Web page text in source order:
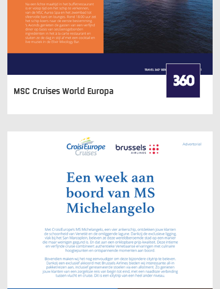
MSC Cruises World Europa